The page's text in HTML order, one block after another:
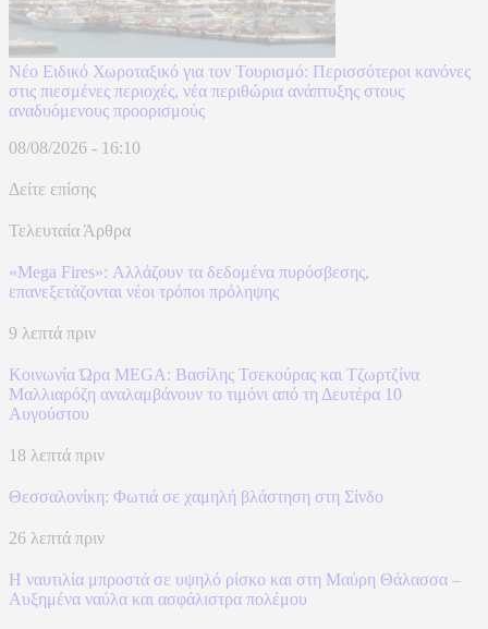
Νέο Ειδικό Χωροταξικό για τον Τουρισμό: Περισσότεροι κανόνες
στις πιεσμένες περιοχές, νέα περιθώρια ανάπτυξης στους
αναδυόμενους προορισμούς
08/08/2026 - 16:10
Δείτε επίσης
Τελευταία Άρθρα
«Mega Fires»: Αλλάζουν τα δεδομένα πυρόσβεσης,
επανεξετάζονται νέοι τρόποι πρόληψης
9 λεπτά πριν
Κοινωνία Ώρα MEGA: Βασίλης Τσεκούρας και Τζωρτζίνα
Μαλλιαρόζη αναλαμβάνουν το τιμόνι από τη Δευτέρα 10
Αυγούστου
18 λεπτά πριν
Θεσσαλονίκη: Φωτιά σε χαμηλή βλάστηση στη Σίνδο
26 λεπτά πριν
Η ναυτιλία μπροστά σε υψηλό ρίσκο και στη Μαύρη Θάλασσα –
Αυξημένα ναύλα και ασφάλιστρα πολέμου